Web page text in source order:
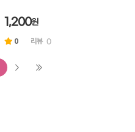
1,200원
0 리뷰 0